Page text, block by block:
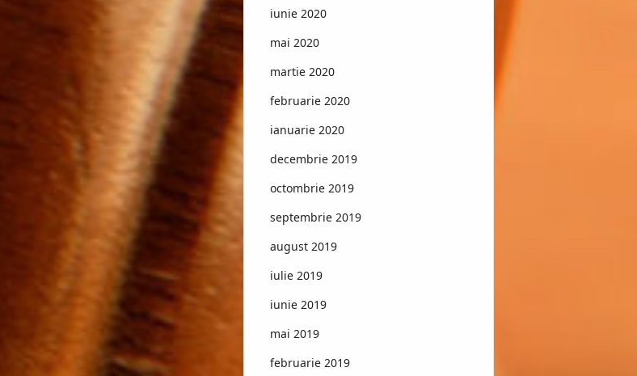
iunie 2020
mai 2020
martie 2020
februarie 2020
ianuarie 2020
decembrie 2019
octombrie 2019
septembrie 2019
august 2019
iulie 2019
iunie 2019
mai 2019
februarie 2019